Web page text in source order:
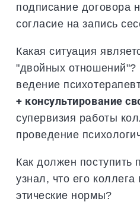
подписание договора
согласие на запись
Какая ситуация
"двойных отношений"?
ведение
+ консультирование
супервизия работы
проведение
Как должен поступить
узнал, что его
этические нормы?